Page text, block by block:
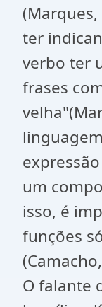
ter
verbo ter
frases
um
isso, é
funções
O falante